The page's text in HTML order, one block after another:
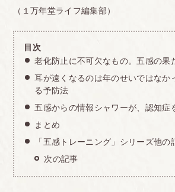
（１万年堂ライフ編集部）
目次
老化防止に不可欠なもの。五感の果
耳が遠くなるのは年のせいではなか
る予防法
五感からの情報シャワーが、認知症
まとめ
「五感トレーニング」シリーズ他の
次の記事